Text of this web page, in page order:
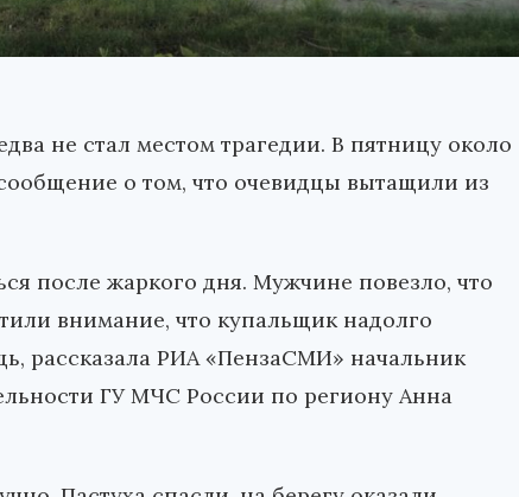
не стал местом трагедии. В пятницу около
о том, что очевидцы вытащили из
после жаркого дня. Мужчине повезло, что
внимание, что купальщик надолго
рассказала РИА «ПензаСМИ» начальник
ГУ МЧС России по региону Анна